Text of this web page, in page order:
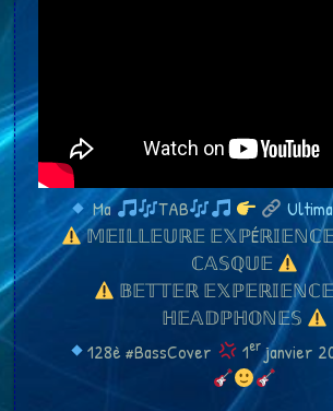
Ma TAB
𝕄𝔼𝕀𝕃𝕃𝔼𝕌ℝ𝔼
ℂ𝔸𝕊ℚ𝕌𝔼
𝔹𝔼𝕋𝕋𝔼ℝ
ℍ𝔼𝔸𝔻ℙℍ𝕆ℕ𝔼𝕊
128è #BassCover
1erjanvier